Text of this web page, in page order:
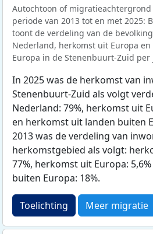
Autochtoon of
periode van 2013 tot en met 2025:
toont de verdeling van de
Nederland, herkomst uit Europa
Europa in de Stenenbuurt-Zuid per
In 2025 was de herkomst van
Stenenbuurt-Zuid als volgt
Nederland: 79%, herkomst uit
en herkomst uit landen buiten
2013 was de verdeling van
herkomstgebied als volgt:
77%, herkomst uit Europa:
buiten Europa: 18%.
Toelichting Meer migratie